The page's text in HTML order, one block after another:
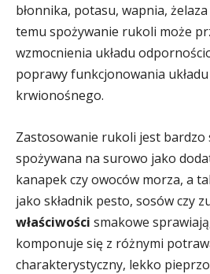
błonnika, potasu, wapnia,
temu spożywanie rukoli może
wzmocnienia układu
poprawy funkcjonowania
krwionośnego.
Zastosowanie rukoli jest bardzo
spożywana na surowo jako
kanapek czy owoców morza, a
jako składnik pesto, sosów czy
właściwości smakowe
komponuje się z różnymi
charakterystyczny, lekko